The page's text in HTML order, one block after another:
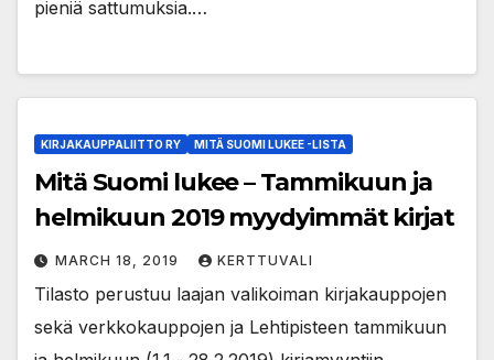
pieniä sattumuksia.…
KIRJAKAUPPALIITTO RY MITÄ SUOMI LUKEE -LISTA
Mitä Suomi lukee – Tammikuun ja
helmikuun 2019 myydyimmät kirjat
MARCH 18, 2019 KERTTUVALI
Tilasto perustuu laajan valikoiman kirjakauppojen
sekä verkkokauppojen ja Lehtipisteen tammikuun